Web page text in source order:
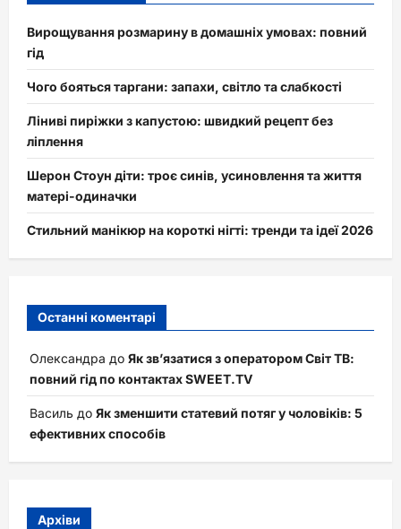
Вирощування розмарину в домашніх умовах: повний
гід
Чого бояться таргани: запахи, світло та слабкості
Ліниві пиріжки з капустою: швидкий рецепт без
ліплення
Шерон Стоун діти: троє синів, усиновлення та життя
матері-одиначки
Стильний манікюр на короткі нігті: тренди та ідеї 2026
Останні коментарі
Олександра до Як зв’язатися з оператором Світ ТВ:
повний гід по контактах SWEET.TV
Василь до Як зменшити статевий потяг у чоловіків: 5
ефективних способів
Архіви